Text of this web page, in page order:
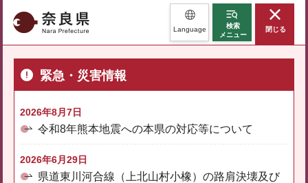
奈良県 Language
検索
メニュー
閉じる
緊急・災害情報
2026年8月7日
令和8年熊本地震への本県の対応等について
2026年6月29日
県道東川河合線（上北山村小橡）の路肩決壊及び